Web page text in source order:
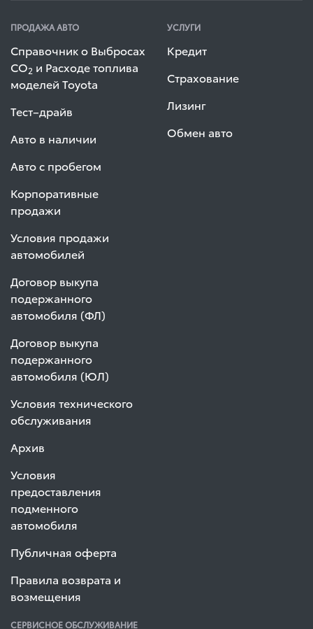
ПРОДАЖА АВТО
Справочник о Выбросах
СО2 и Расходе топлива
моделей Toyota
Тест–драйв
Авто в наличии
Авто с пробегом
Корпоративные
продажи
Условия продажи
автомобилей
Договор выкупа
подержанного
автомобиля (ФЛ)
Договор выкупа
подержанного
автомобиля (ЮЛ)
Условия технического
обслуживания
Архив
Условия
предоставления
подменного
автомобиля
Публичная оферта
Правила возврата и
возмещения
УСЛУГИ
Кредит
Страхование
Лизинг
Обмен авто
СЕРВИСНОЕ ОБСЛУЖИВАНИЕ